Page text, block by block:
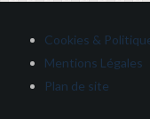
Cookies &
Mentions Légales
Plan de site